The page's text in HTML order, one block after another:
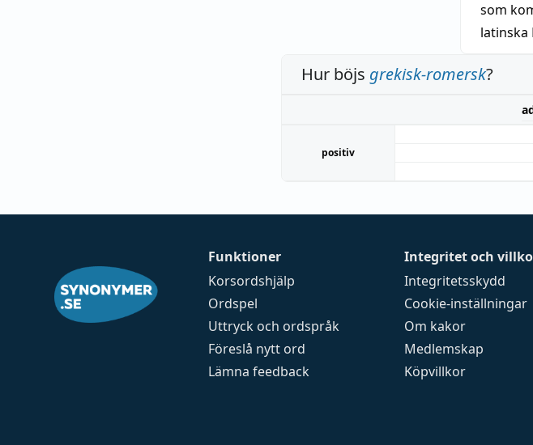
som
latinska
Hur böjs grekisk-romersk?
positiv
Funktioner
Korsordshjälp
Ordspel
Uttryck och ordspråk
Föreslå nytt ord
Lämna feedback
Integritet och
Integritetsskydd
Cookie-inställningar
Om kakor
Medlemskap
Köpvillkor